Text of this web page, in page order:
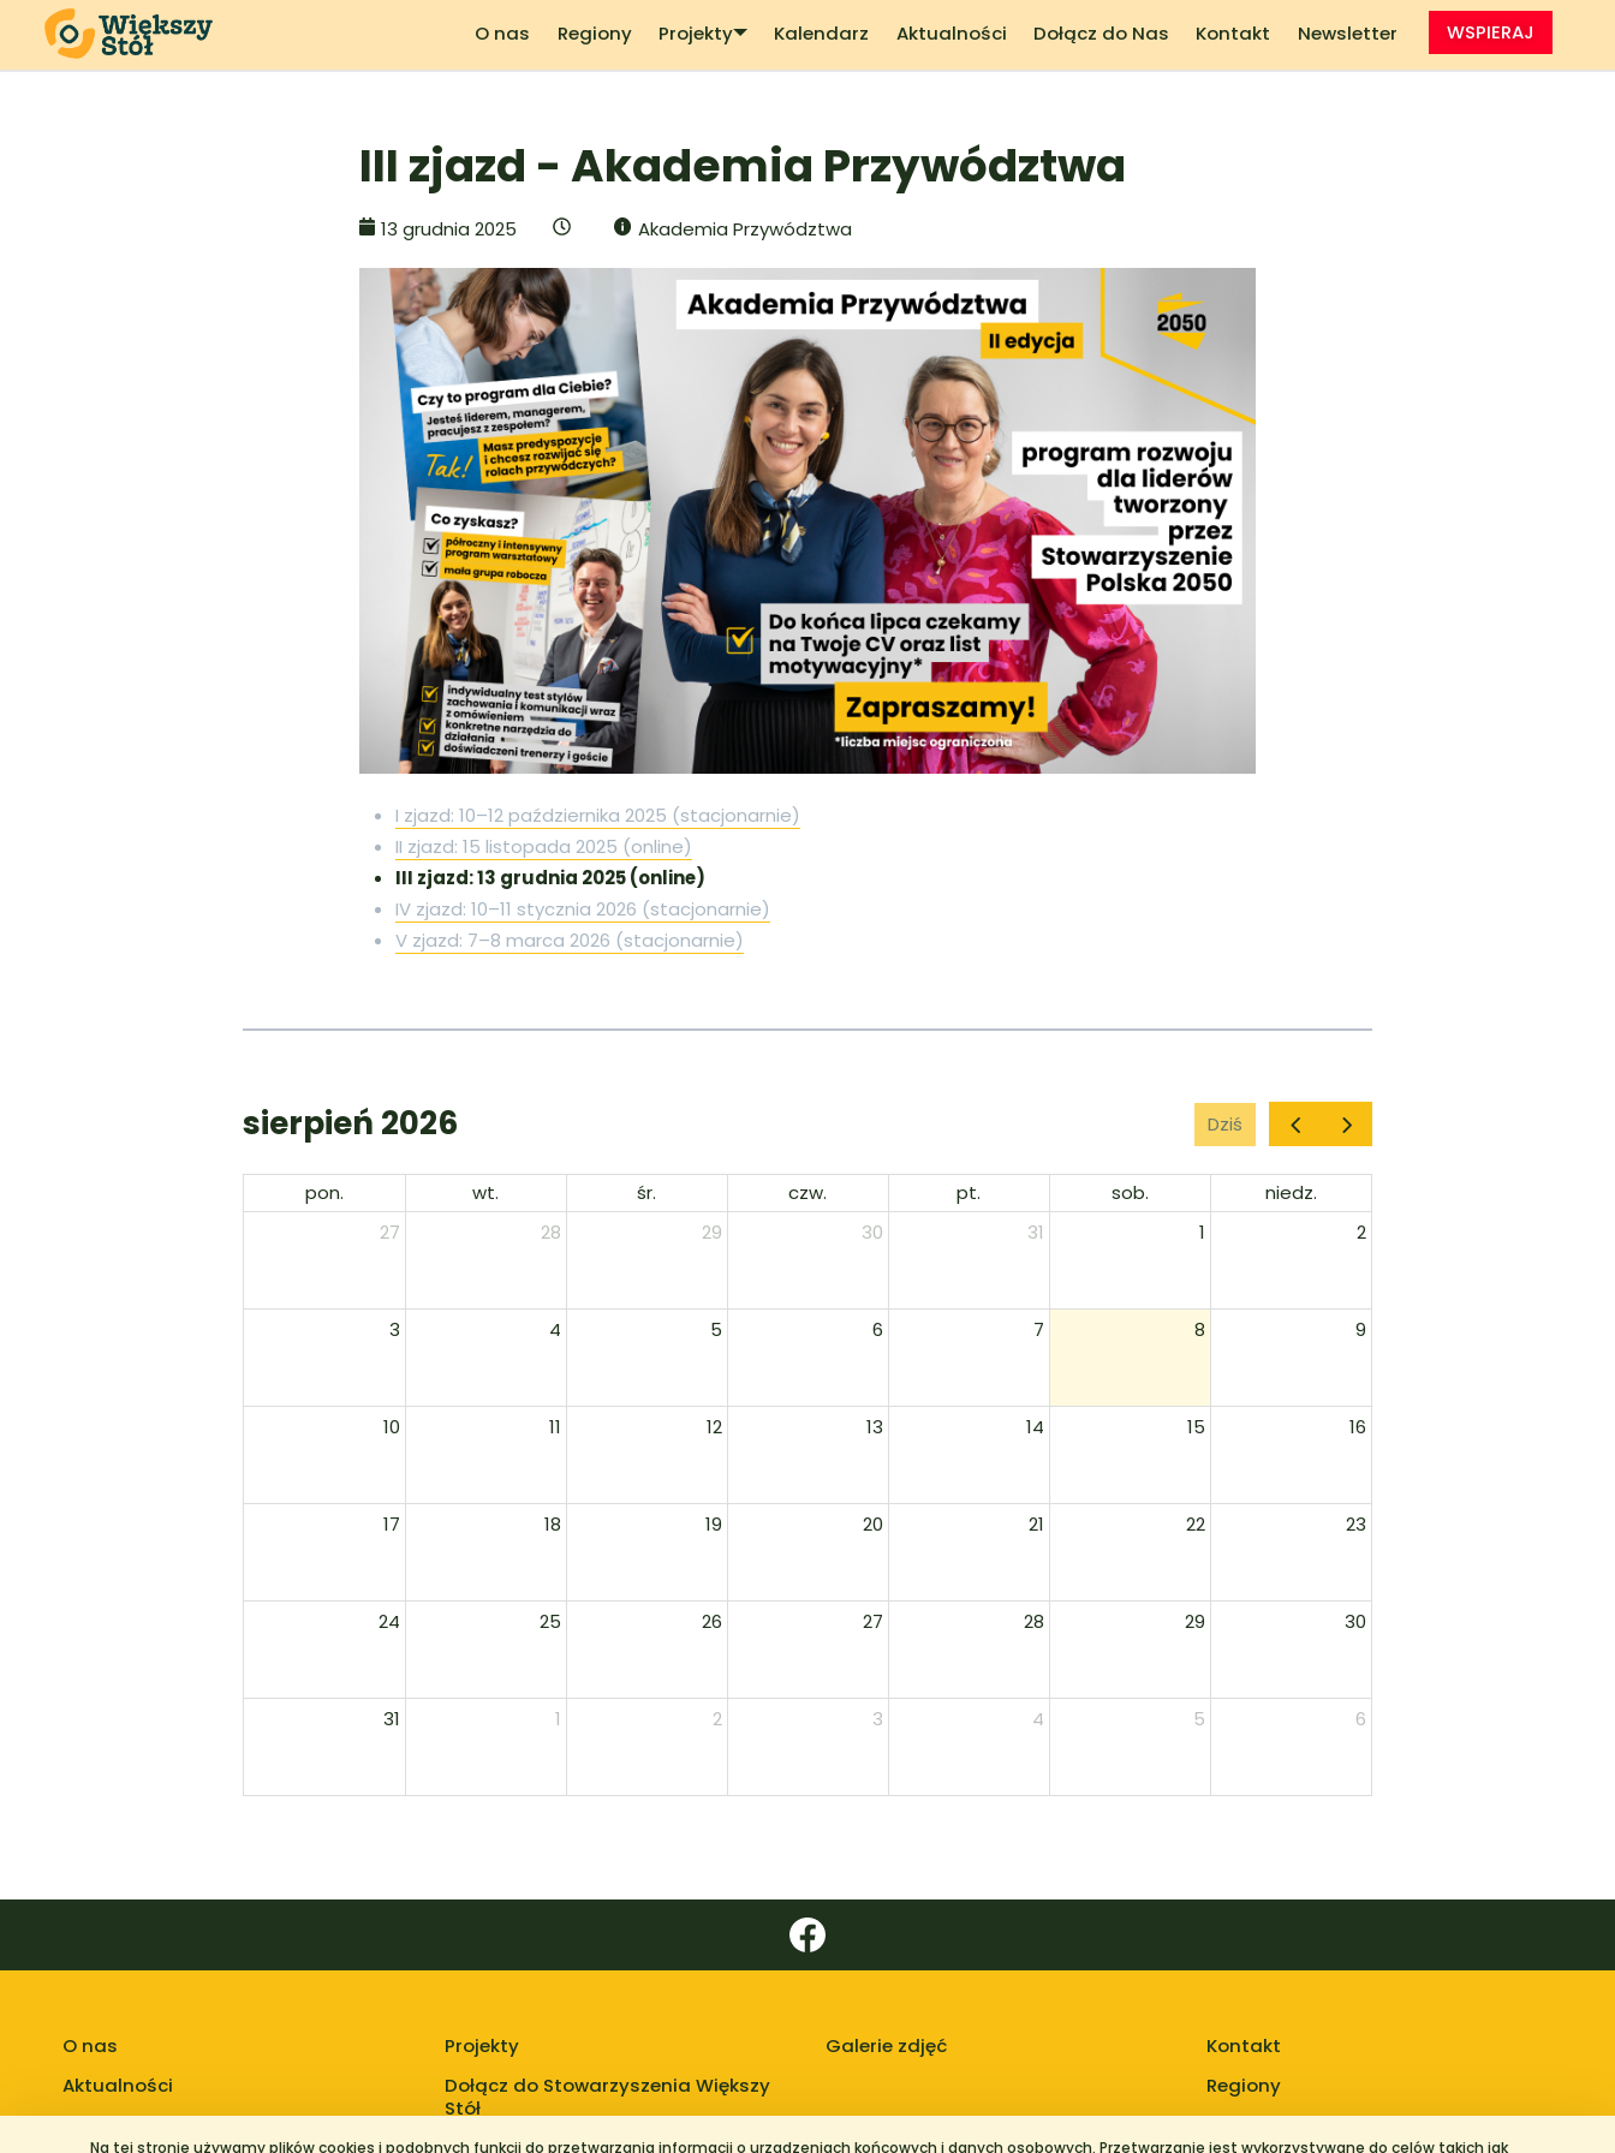
O nas Regiony Projekty Kalendarz Aktualności Dołącz do Nas Kontakt Newsletter WSPIERAJ
III zjazd - Akademia Przywództwa
13 grudnia 2025 Akademia Przywództwa
I zjazd: 10–12 października 2025 (stacjonarnie)
II zjazd: 15 listopada 2025 (online)
III zjazd: 13 grudnia 2025 (online)
IV zjazd: 10–11 stycznia 2026 (stacjonarnie)
V zjazd: 7–8 marca 2026 (stacjonarnie)
sierpień 2026 Dziś
pon. wt. śr. czw. pt. sob.
niedz.
27
28 29 30 31 1 2
3 4 5 6 7 8 9
10 11 12 13 14 15 16
17 18 19 20 21 22 23
24 25 26 27 28 29 30
31 1 2 3 4 5 6
O nas
Aktualności
Projekty
Dołącz do Stowarzyszenia Większy
Stół
Galerie zdjęć
Kontakt
Regiony
Na tej stronie używamy plików cookies i podobnych funkcji do przetwarzania informacji o urządzeniach końcowych i danych osobowych. Przetwarzanie jest wykorzystywane do celów takich jak